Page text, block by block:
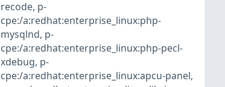
recode, p-
cpe:/a:redhat:enterprise_linux:php-
mysqlnd, p-
cpe:/a:redhat:enterprise_linux:php-pecl-
xdebug, p-
cpe:/a:redhat:enterprise_linux:apcu-panel,